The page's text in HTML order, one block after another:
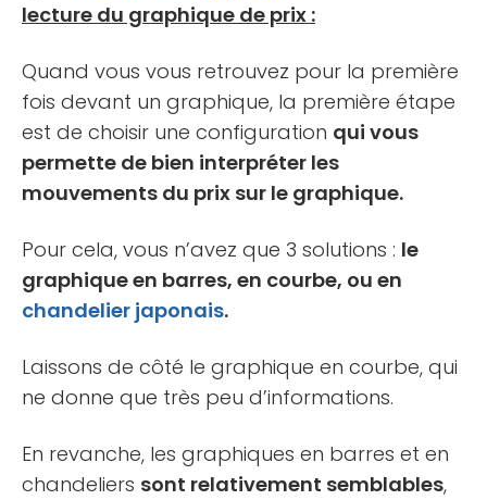
lecture du graphique de prix :
Quand vous vous retrouvez pour la première
fois devant un graphique, la première étape
est de choisir une configuration qui vous
permette de bien interpréter les
mouvements du prix sur le graphique.
Pour cela, vous n’avez que 3 solutions : le
graphique en barres, en courbe, ou en
chandelier japonais.
Laissons de côté le graphique en courbe, qui
ne donne que très peu d’informations.
En revanche, les graphiques en barres et en
chandeliers sont relativement semblables,